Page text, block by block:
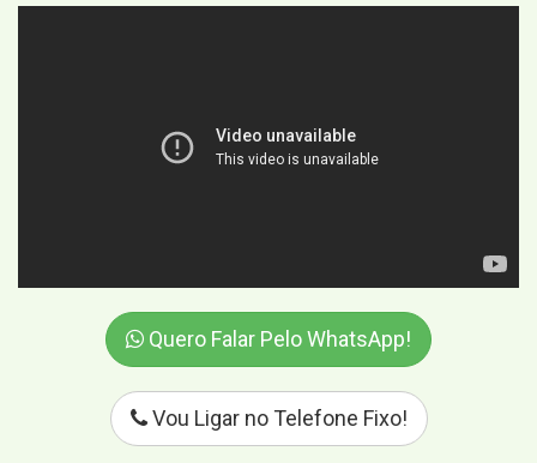
Quero Falar Pelo WhatsApp!
Vou Ligar no Telefone Fixo!